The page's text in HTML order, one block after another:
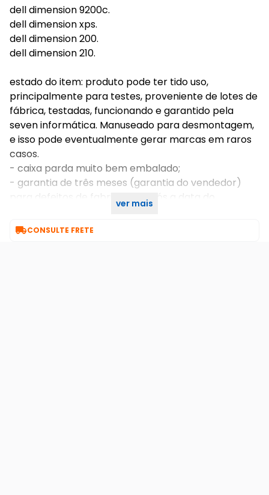
dell dimension 9200c.
dell dimension xps.
dell dimension 200.
dell dimension 210.
estado do item: produto pode ter tido uso,
principalmente para testes, proveniente de lotes de
fábrica, testadas, funcionando e garantido pela
seven informática. Manuseado para desmontagem,
e isso pode eventualmente gerar marcas em raros
casos.
- caixa parda muito bem embalado;
- garantia de três meses (garantia do vendedor)
para defeitos de fabricação após a data do
ver mais
CONSULTE FRETE